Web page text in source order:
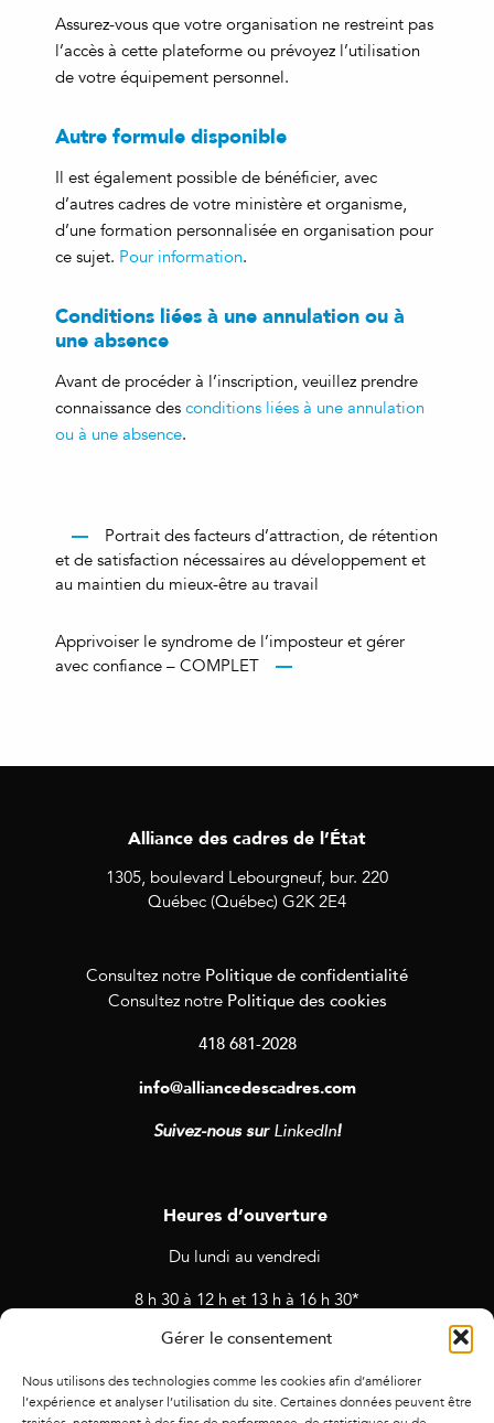
Gérer le consentement
Nous utilisons des technologies comme les cookies afin d’améliorer
l’expérience et analyser l’utilisation du site. Certaines données peuvent être
Assurez-vous que votre organisation ne restreint pas
l’accès à cette plateforme ou prévoyez l’utilisation
de votre équipement personnel.
Autre formule disponible
Il est également possible de bénéficier, avec
d’autres cadres de votre ministère et organisme,
d’une formation personnalisée en organisation pour
ce sujet. Pour information.
Conditions liées à une annulation ou à
une absence
Avant de procéder à l’inscription, veuillez prendre
connaissance des conditions liées à une annulation
ou à une absence.
Portrait des facteurs d’attraction, de rétention
et de satisfaction nécessaires au développement et
au maintien du mieux-être au travail
Apprivoiser le syndrome de l’imposteur et gérer
avec confiance – COMPLET
Alliance des cadres de l’État
1305, boulevard Lebourgneuf, bur. 220
Québec (Québec) G2K 2E4
Consultez notre Politique de confidentialité
Consultez notre Politique des cookies
418 681-2028
info@alliancedescadres.com
Suivez-nous sur LinkedIn!
Heures d’ouverture
Du lundi au vendredi
8 h 30 à 12 h et 13 h à 16 h 30*
* Horaires sujets à changement en cas de rendez-vous et